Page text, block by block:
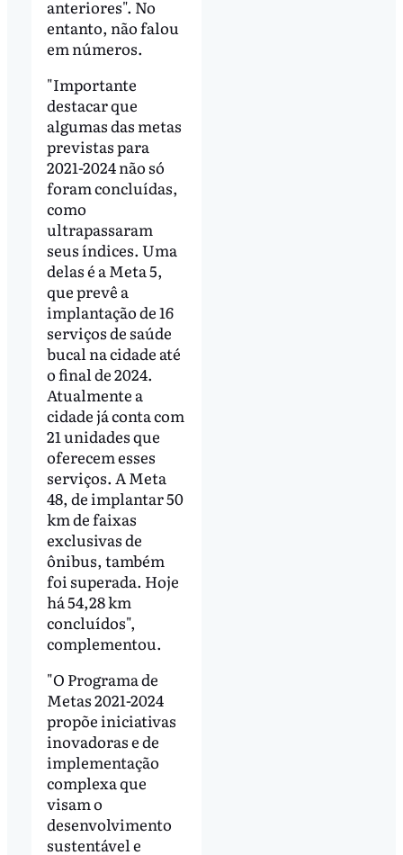
anteriores". No
entanto, não falou
em números.
"Importante
destacar que
algumas das metas
previstas para
2021-2024 não só
foram concluídas,
como
ultrapassaram
seus índices. Uma
delas é a Meta 5,
que prevê a
implantação de 16
serviços de saúde
bucal na cidade até
o final de 2024.
Atualmente a
cidade já conta com
21 unidades que
oferecem esses
serviços. A Meta
48, de implantar 50
km de faixas
exclusivas de
ônibus, também
foi superada. Hoje
há 54,28 km
concluídos",
complementou.
"O Programa de
Metas 2021-2024
propõe iniciativas
inovadoras e de
implementação
complexa que
visam o
desenvolvimento
sustentável e